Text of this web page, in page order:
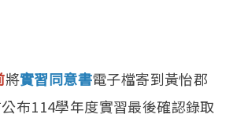
將實習同意書電子檔寄到黃怡郡
布114學年度實習最後確認錄取